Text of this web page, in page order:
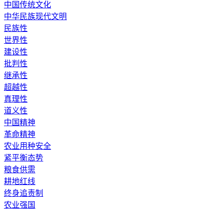
中国传统文化
中华民族现代文明
民族性
世界性
建设性
批判性
继承性
超越性
真理性
道义性
中国精神
革命精神
农业用种安全
紧平衡态势
粮食供需
耕地红线
终身追责制
农业强国